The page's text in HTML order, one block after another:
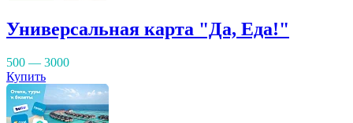
Универсальная карта "Да, Еда!"
500 — 3000
Купить